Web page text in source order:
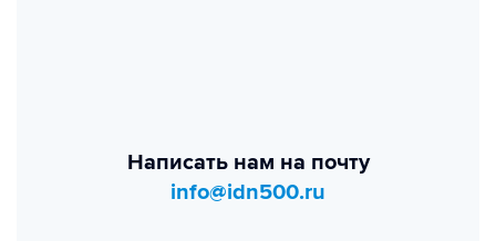
Написать нам на почту
info@idn500.ru